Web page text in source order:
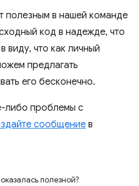
полезным в нашей команде
код в надежде, что
виду, что как личный
предлагать
его бесконечно.
либо проблемы с
сообщениев
полезной?